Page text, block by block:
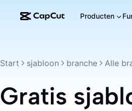
Producten
Start sjabloon branche Alle
Gratis